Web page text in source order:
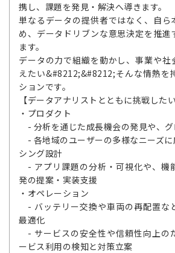
携し、課題を発見・解決へ導きます。
単なるデータの提供者ではなく、自ら
め、データドリブンな意思決定を推進
ます。
データの力で組織を動かし、事業や社
えたい&#8212;&#8212;そんな情熱を
ションです。
【データアナリストとともに挑戦した
・プロダクト
- 分析を通じた成長機会の発見や、グ
- 各地域のユーザーの多様なニーズに
シング設計
- アプリ課題の分析・可視化や、機
発の提案・実装支援
・オペレーション
- バッテリー交換や車両の再配置な
最適化
- サービスの安全性や信頼性向上の
ービス利用の検知と対策立案